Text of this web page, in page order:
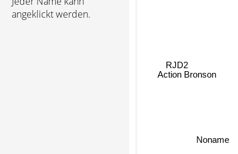
angeklickt werden.
Noname
Action Bronson
RJD2